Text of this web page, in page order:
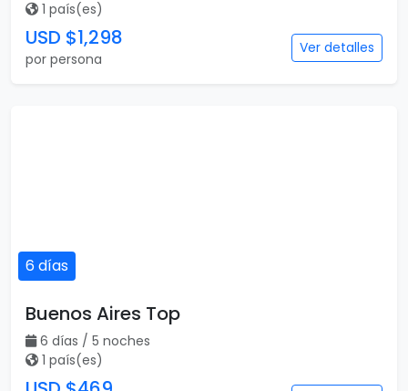
1 país(es)
USD $1,298
por persona
Ver detalles
6 días
Buenos Aires Top
6 días / 5 noches
1 país(es)